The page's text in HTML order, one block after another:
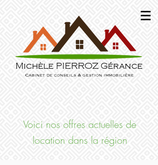
Voici nos offres actuelles de
location dans la région